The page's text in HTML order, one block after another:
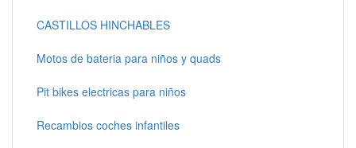
CASTILLOS HINCHABLES
Motos de bateria para niños y quads
Pit bikes electricas para niños
Recambios coches infantiles